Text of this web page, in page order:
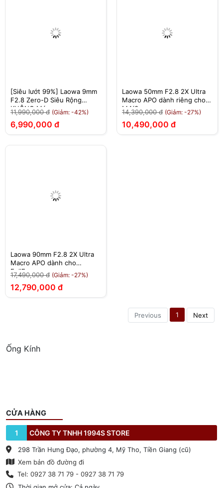
[Siêu lướt 99%] Laowa 9mm
F2.8 Zero-D Siêu Rộng
KHÔNG Méo
11,990,000 đ (Giảm: -42%)
6,990,000 đ
Laowa 50mm F2.8 2X Ultra
Macro APO dành riêng cho
M4/3
14,390,000 đ (Giảm: -27%)
10,490,000 đ
Laowa 90mm F2.8 2X Ultra
Macro APO dành cho
FullFrame
17,490,000 đ (Giảm: -27%)
12,790,000 đ
Previous 1 Next
Ống Kính
CỬA HÀNG
1 CÔNG TY TNHH 1994S STORE
298 Trần Hưng Đạo, phường 4, Mỹ Tho, Tiền Giang (cũ)
Xem bản đồ đường đi
Tel: 0927 38 71 79 - 0927 38 71 79